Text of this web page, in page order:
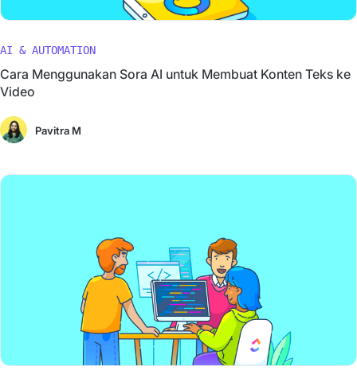
AI & AUTOMATION
Cara Menggunakan Sora AI untuk Membuat Konten Teks ke
Video
Pavitra M